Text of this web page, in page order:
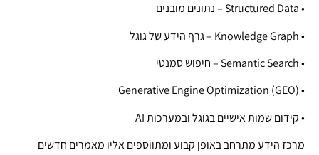
• Structured Data – נתונים מובנים
• Knowledge Graph – גרף הידע של גוגל
• Semantic Search – חיפוש סמנטי
• Generative Engine Optimization (GEO)
• קידום שמות אישיים בגוגל ובמערכות AI
מרכז הידע מתרחב באופן קבוע ומתווספים אליו מאמרים חדשים